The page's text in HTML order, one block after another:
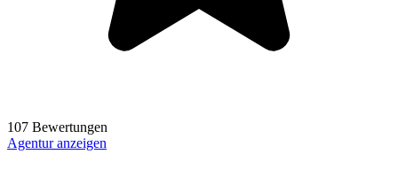
107 Bewertungen
Agentur anzeigen